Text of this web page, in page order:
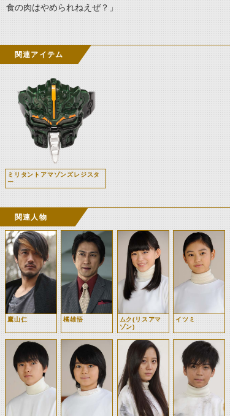
食の肉はやめられねえぜ？」
関連アイテム
ミリタントアマゾンズレジスタ
ー
関連人物
鷹山仁 橘雄悟
ムク(リスアマ
ゾン)
イツミ